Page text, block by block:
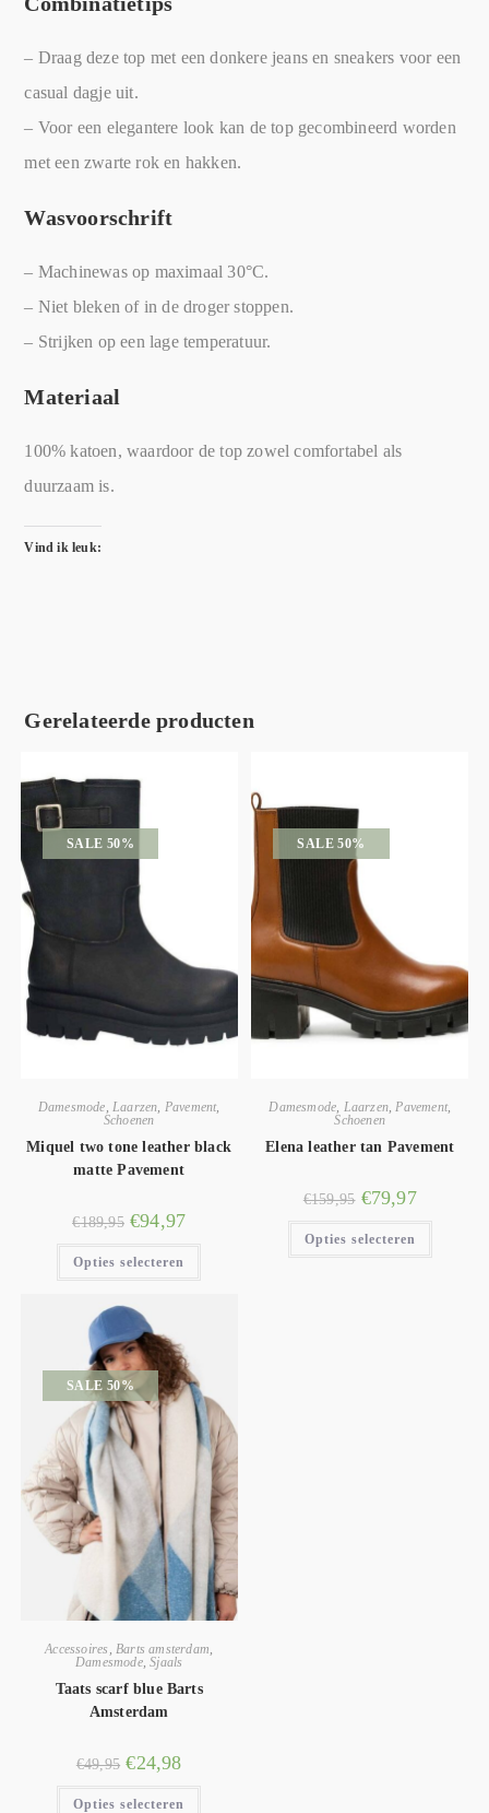
– Draag deze top met een donkere jeans en sneakers voor een
casual dagje uit.
– Voor een elegantere look kan de top gecombineerd worden
met een zwarte rok en hakken.
Wasvoorschrift
– Machinewas op maximaal 30°C.
– Niet bleken of in de droger stoppen.
– Strijken op een lage temperatuur.
Materiaal
100% katoen, waardoor de top zowel comfortabel als
duurzaam is.
Vind ik leuk:
Gerelateerde producten
SALE 50%
Damesmode, Laarzen, Pavement,
Schoenen
Miquel two tone leather black
matte Pavement
€189,95 €94,97
Opties selecteren
SALE 50%
Damesmode, Laarzen,Pavement,
Schoenen
Elena leather tan Pavement
€159,95 €79,97
Opties selecteren
SALE 50%
Accessoires , Barts amsterdam,
Damesmode,Sjaals
Taats scarf blue Barts
Amsterdam
€49,95 €24,98
Opties selecteren